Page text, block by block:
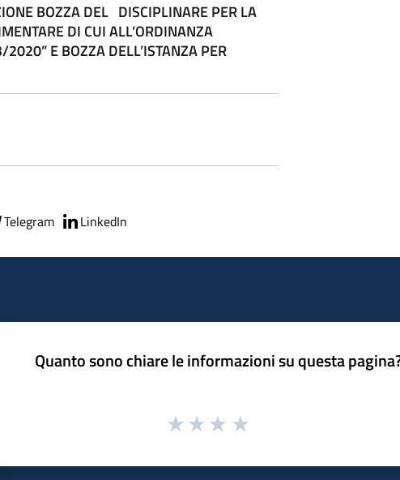
BOZZA DEL DISCIPLINARE PER LA
DI CUI ALL’ORDINANZA
E BOZZA DELL’ISTANZA PER
Telegram LinkedIn
Quanto sono chiare le informazioni su questa